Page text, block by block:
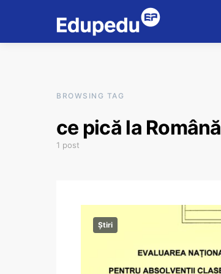
BROWSING TAG
ce pică la Română
1 post
Știri